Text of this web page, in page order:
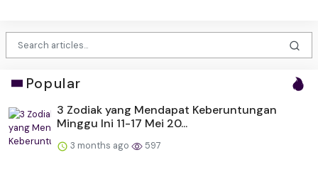
Popular
3 Zodiak yang Mendapat Keberuntungan
Minggu Ini 11-17 Mei 20...
3 months ago 597